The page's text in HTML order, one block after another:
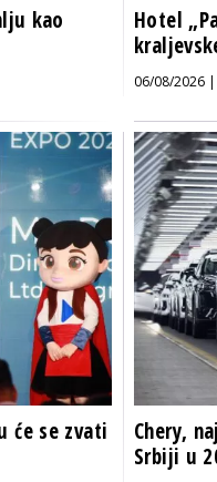
kao
Hotel
06/08/2026
će se zvati
Chery,
Srbiji u